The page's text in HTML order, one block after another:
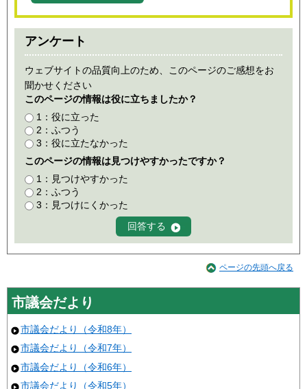
アンケート
ウェブサイトの品質向上のため、このページのご感想をお
聞かせください
このページの情報は役に立ちましたか？
1：役に立った
2：ふつう
3：役に立たなかった
このページの情報は見つけやすかったですか？
1：見つけやすかった
2：ふつう
3：見つけにくかった
ページの先頭へ戻る
市議会だより
市議会だより（令和8年）
市議会だより（令和7年）
市議会だより（令和6年）
市議会だより（令和5年）